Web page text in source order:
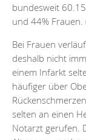
bundesweit
und 44% Frauen.
Bei Frauen
deshalb nicht
einem Infarkt
häufiger über
selten an einen
Notarzt gerufen.